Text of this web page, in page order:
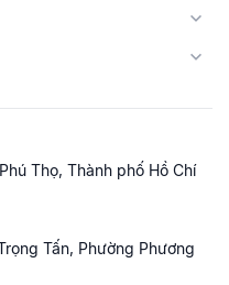
Thọ, Thành phố Hồ Chí
Tấn, Phường Phương